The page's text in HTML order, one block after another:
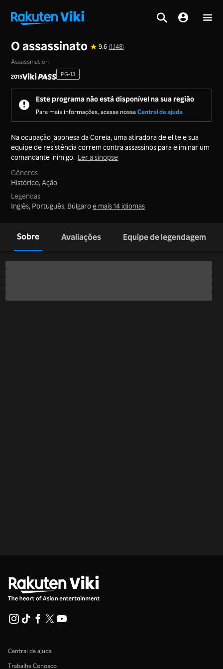
O assassinato 9.6 (1,148)
Assassination
2015 PG-13
Este programa não está disponível na sua região
Para mais informações, acesse nossa Central de ajuda
Na ocupação japonesa da Coreia, uma atiradora de elite e sua
equipe de resistência correm contra assassinos para eliminar um
comandante inimigo. Ler a sinopse
Gêneros
Histórico,Ação
Legendas
Inglês, Português, Búlgaroe mais 14 idiomas
Sobre Avaliações Equipe de legendagem
Central de ajuda
Trabalhe Conosco